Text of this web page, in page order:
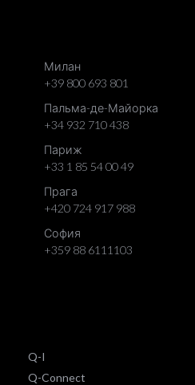
Милан
+39 800 693 801
Пальма-де-Майорка
+34 932 710 438
Париж
+33 1 85 54 00 49
Прага
+420 724 917 988
София
+359 88 6111103
Q-I
Q-Connect